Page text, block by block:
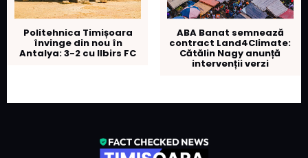
Politehnica Timișoara
învinge din nou în
Antalya: 3-2 cu Ilbirs FC
ABA Banat semnează
contract Land4Climate:
Cătălin Nagy anunță
intervenții verzi